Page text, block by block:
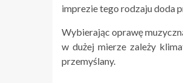
imprezie tego rodzaju doda
Wybierając oprawę
w dużej mierze zależy
przemyślany.